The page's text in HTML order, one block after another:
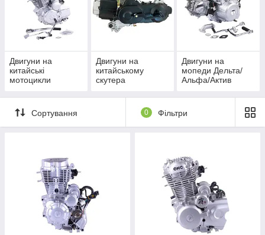
Двигуни на
китайські
мотоцикли
Двигуни на
китайському
скутера
Двигуни на
мопеди Дельта/
Альфа/Актив
Сортування 0 Фільтри